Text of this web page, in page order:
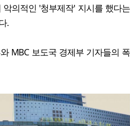
의적인 '청부제작' 지시를 했다는
.
MBC 보도국 경제부 기자들의 폭